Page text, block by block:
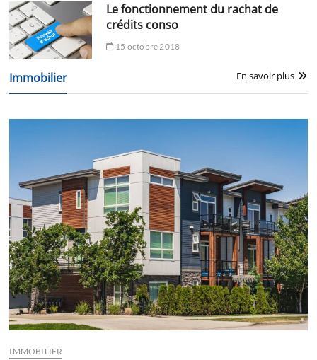
Le fonctionnement du rachat de
crédits conso
15 octobre 2018
Immobilier En savoir plus
IMMOBILIER